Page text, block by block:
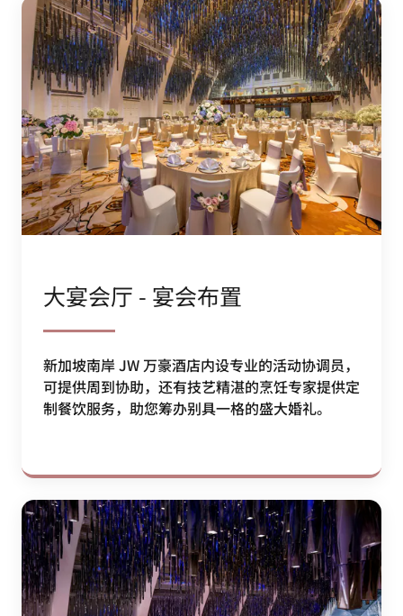
大宴会厅 - 宴会布置
新加坡南岸 JW 万豪酒店内设专业的活动协调员，
可提供周到协助，还有技艺精湛的烹饪专家提供定
制餐饮服务，助您筹办别具一格的盛大婚礼。